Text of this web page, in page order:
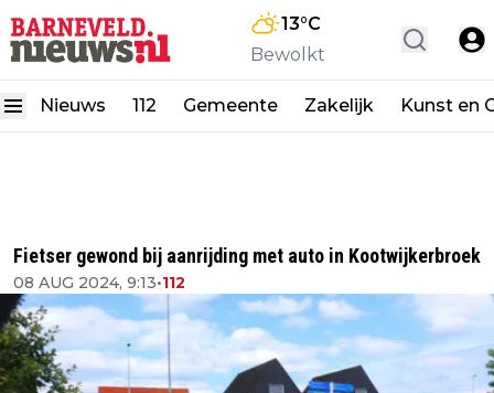
13°C
Bewolkt
Nieuws 112 Gemeente Zakelijk Kunst en
Fietser gewond bij aanrijding met auto in Kootwijkerbroek
08 AUG 2024, 9:13•112